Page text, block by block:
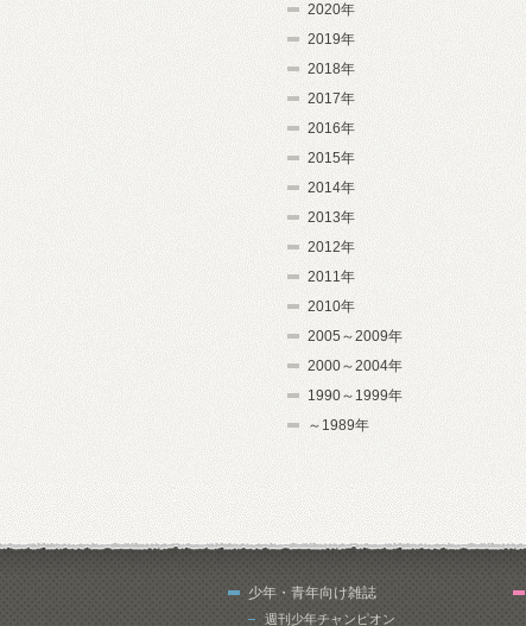
2020年
2019年
2018年
2017年
2016年
2015年
2014年
2013年
2012年
2011年
2010年
2005～2009年
2000～2004年
1990～1999年
～1989年
少年・青年向け雑誌
週刊少年チャンピオン